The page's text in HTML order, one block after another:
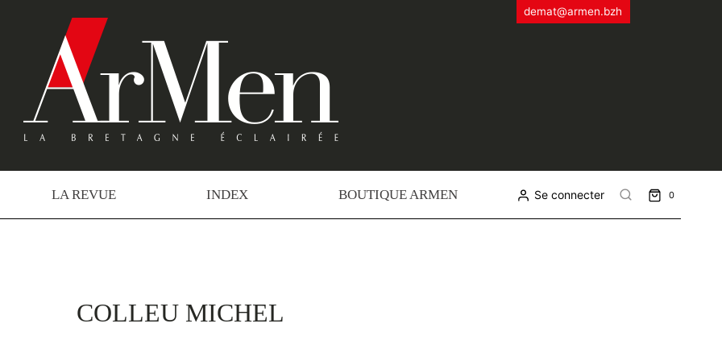
demat@armen.bzh
LA REVUE INDEX BOUTIQUE ARMEN Se connecter 0
COLLEU MICHEL